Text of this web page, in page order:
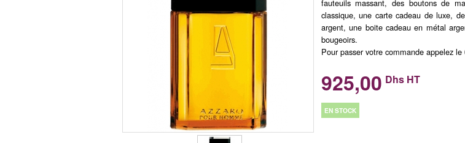
fauteuils massant, des boutons de
classique, une carte cadeau de luxe,
argent, une boite cadeau en métal
bougeoirs.
Pour passer votre commande appelez
925,00 Dhs HT
EN STOCK